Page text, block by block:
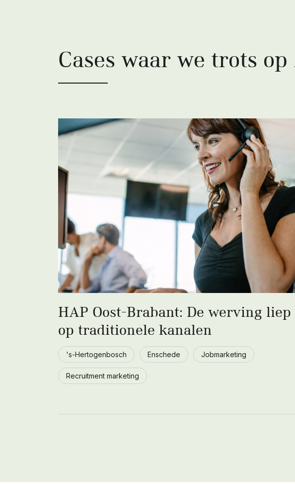
Cases waar we trots
HAP Oost-Brabant: De werving liep
op traditionele kanalen
's-Hertogenbosch Enschede Jobmarketing
Recruitment marketing